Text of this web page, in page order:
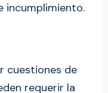
incumplimiento.
cuestiones de
requerir la